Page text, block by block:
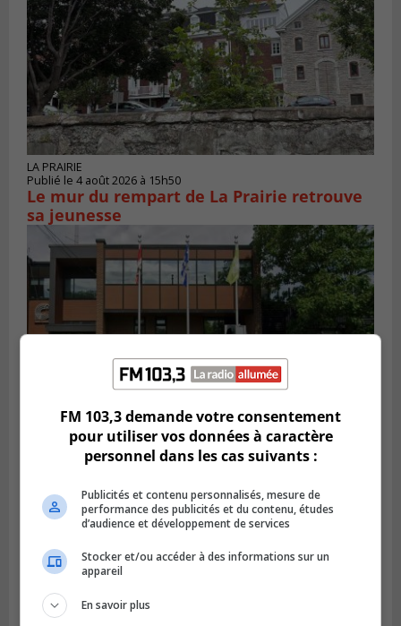
LA PRAIRIE
Publié le 4 août 2026 à 15h50
Le mur du rempart de La Prairie retrouve
sa jeunesse
SAINT-CONSTANT
Publié le 4 août 2026 à 14h02
convention pour le bien de la population
FM 103,3 demande votre consentement
pour utiliser vos données à caractère
personnel dans les cas suivants :
Publicités et contenu personnalisés, mesure de
performance des publicités et du contenu, études
d’audience et développement de services
Stocker et/ou accéder à des informations sur un
appareil
En savoir plus